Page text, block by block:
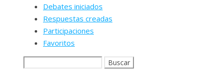
Debates iniciados
Respuestas creadas
Participaciones
Favoritos